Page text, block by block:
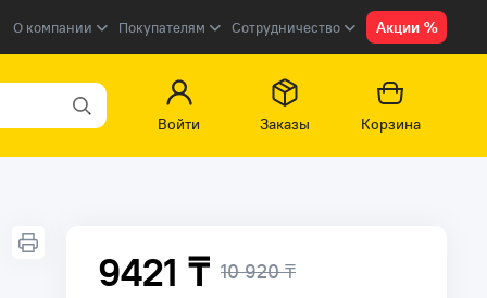
О компании Покупателям Сотрудничество Акции %
Войти
Заказы Корзина
9421 ₸ 10 920 ₸